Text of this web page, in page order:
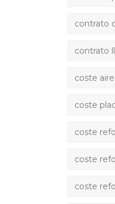
contrato
contrato
coste
coste
coste
coste
coste